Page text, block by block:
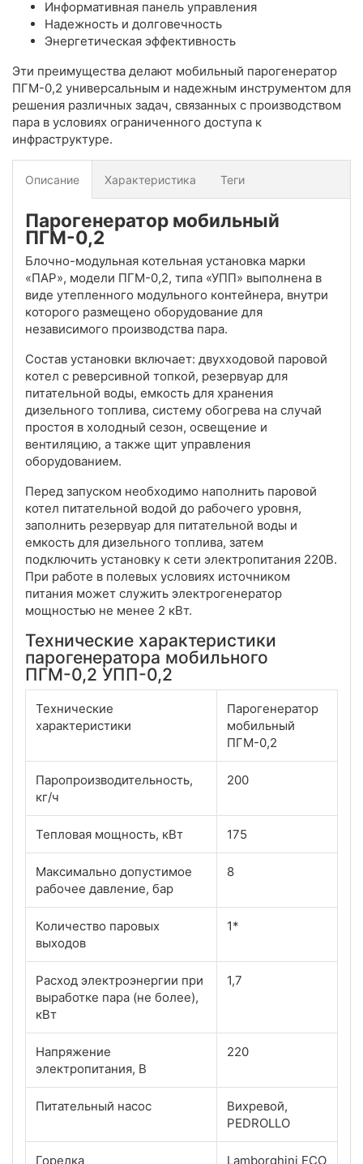
Информативная панель управления
Надежность и долговечность
Энергетическая эффективность
Эти преимущества делают мобильный парогенератор
ПГМ-0,2 универсальным и надежным инструментом для
решения различных задач, связанных с производством
пара в условиях ограниченного доступа к
инфраструктуре.
Описание Характеристика Теги
Парогенератор мобильный
ПГМ-0,2
Блочно-модульная котельная установка марки
«ПАР», модели ПГМ-0,2, типа «УПП» выполнена в
виде утепленного модульного контейнера, внутри
которого размещено оборудование для
независимого производства пара.
Состав установки включает: двухходовой паровой
котел с реверсивной топкой, резервуар для
питательной воды, емкость для хранения
дизельного топлива, систему обогрева на случай
простоя в холодный сезон, освещение и
вентиляцию, а также щит управления
оборудованием.
Перед запуском необходимо наполнить паровой
котел питательной водой до рабочего уровня,
заполнить резервуар для питательной воды и
емкость для дизельного топлива, затем
подключить установку к сети электропитания 220В.
При работе в полевых условиях источником
питания может служить электрогенератор
мощностью не менее 2 кВт.
Технические характеристики
парогенератора мобильного
ПГМ-0,2 УПП-0,2
Технические
характеристики
Парогенератор
мобильный
ПГМ-0,2
Паропроизводительность,
кг/ч
200
Тепловая мощность, кВт 175
Максимально допустимое
рабочее давление, бар
8
Количество паровых
выходов
1*
Расход электроэнергии при
выработке пара (не более),
кВт
1,7
Напряжение
электропитания, В
220
Питательный насос
Вихревой,
PEDROLLO
Горелка Lamborghini ECO